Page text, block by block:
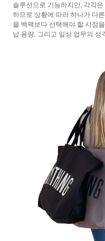
솔루션으로 기능하지만, 각각
하므로 상황에 따라 하나가 다
을 백팩보다 선택해야 할 시점
납 용량, 그리고 일상 업무의